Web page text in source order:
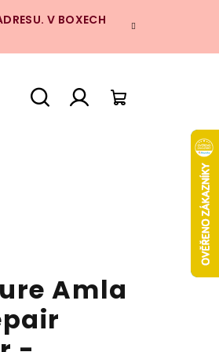
V BOXECH
Amla